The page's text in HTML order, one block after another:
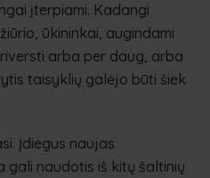
įterpiami. Kadangi
ūkininkai, augindami
arba per daug, arba
taisyklių galėjo būti šiek
Įdiegus naujas
naudotis iš kitų šaltinių